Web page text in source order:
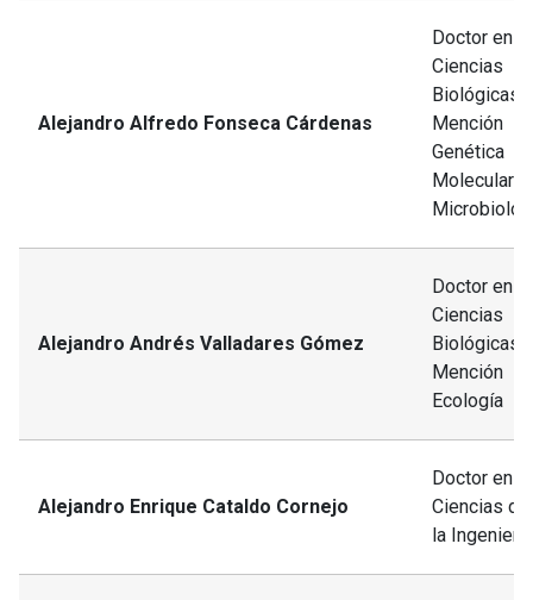
Alejandro Alfredo Fonseca Cárdenas
Doctor en
Ciencias
Biológicas,
Mención
Genética
Molecular y
Alejandro Andrés Valladares Gómez
Doctor en
Ciencias
Biológicas,
Mención
Ecología
Alejandro Enrique Cataldo Cornejo
Doctor en
Ciencias de
la Ingeniería